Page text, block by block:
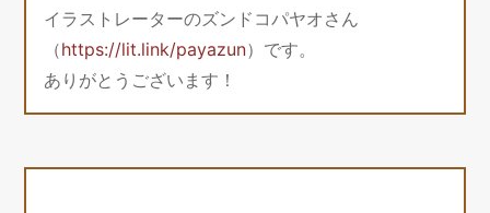
イラストレーターのズンドコパヤオさん
（https://lit.link/payazun）です。
ありがとうございます！